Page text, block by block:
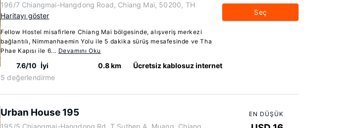
196/7 Chiangmai-Hangdong Road, Chiang Mai, 50200, TH
Haritayı göster
Fellow Hostel misafirlere Chiang Mai bölgesinde, alışveriş merkezi
bağlantılı, Nimmanhaemin Yolu ile 5 dakika sürüş mesafesinde ve Tha
Phae Kapısı ile 6... Devamını Oku
7.6/10 İyi
5 değerlendirme
0.8 km Ücretsiz kablosuz internet
Seç
Urban House 195
195/5 Chiangmai-Hangdong Rd. T.Suthep A. Muang, Chiang
EN DÜŞÜK